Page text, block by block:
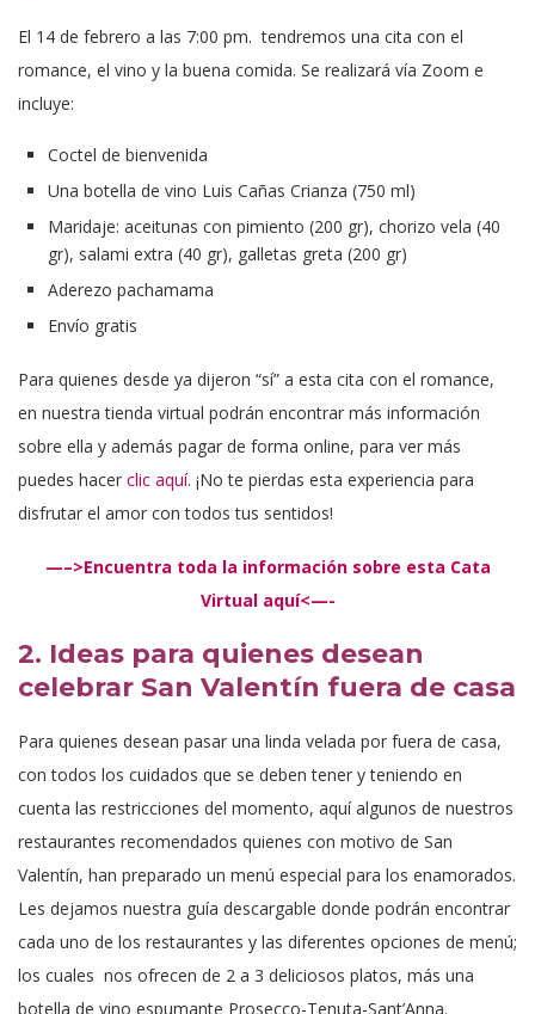
El 14 de febrero a las 7:00 pm. tendremos una cita con el
romance, el vino y la buena comida. Se realizará vía Zoom e
incluye:
Coctel de bienvenida
Una botella de vino Luis Cañas Crianza (750 ml)
Maridaje: aceitunas con pimiento (200 gr), chorizo vela (40
gr), salami extra (40 gr), galletas greta (200 gr)
Aderezo pachamama
Envío gratis
Para quienes desde ya dijeron “sí” a esta cita con el romance,
en nuestra tienda virtual podrán encontrar más información
sobre ella y además pagar de forma online, para ver más
puedes hacer clic aquí. ¡No te pierdas esta experiencia para
disfrutar el amor con todos tus sentidos!
—–>Encuentra toda la información sobre esta Cata
Virtual aquí<—-
2. Ideas para quienes desean
celebrar San Valentín fuera de casa
Para quienes desean pasar una linda velada por fuera de casa,
con todos los cuidados que se deben tener y teniendo en
cuenta las restricciones del momento, aquí algunos de nuestros
restaurantes recomendados quienes con motivo de San
Valentín, han preparado un menú especial para los enamorados.
Les dejamos nuestra guía descargable donde podrán encontrar
cada uno de los restaurantes y las diferentes opciones de menú;
los cuales nos ofrecen de 2 a 3 deliciosos platos, más una
botella de vino espumante Prosecco-Tenuta-Sant’Anna.